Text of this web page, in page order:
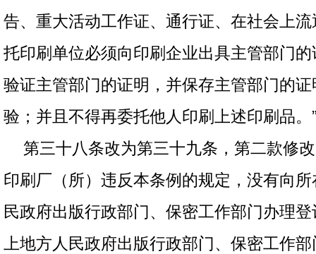
告、重大活动工作证、通行证、在社会上
托印刷单位必须向印刷企业出具主管部门
验证主管部门的证明，并保存主管部门的
验；并且不得再委托他人印刷上述印刷品。
第三十八条改为第三十九条，第二款修
印刷厂（所）违反本条例的规定，没有向
民政府出版行政部门、保密工作部门办理
上地方人民政府出版行政部门、保密工作